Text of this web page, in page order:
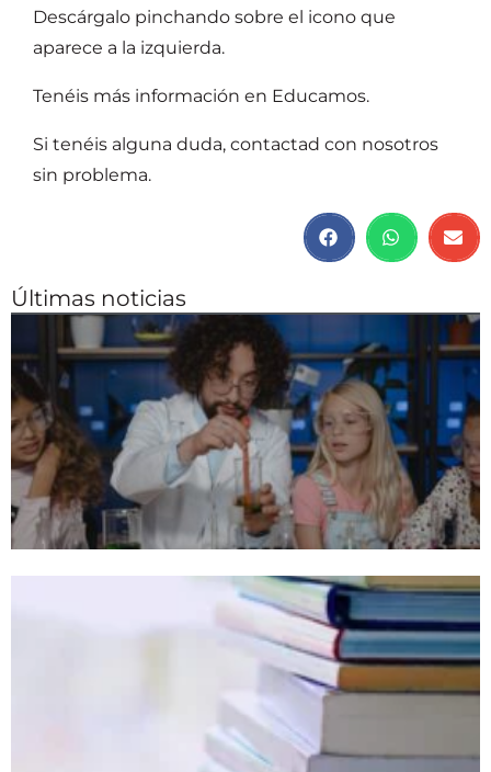
Descárgalo pinchando sobre el icono que
aparece a la izquierda.
Tenéis más información en Educamos.
Si tenéis alguna duda, contactad con nosotros
sin problema.
Últimas noticias